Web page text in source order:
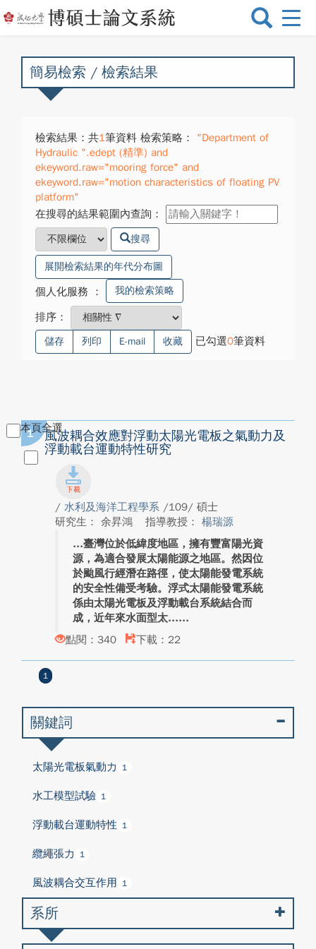
選
換
簡易檢索 / 檢索結果
檢索結果：共1筆資料 檢索策略：
"Department of
Hydraulic ".edept (精準) and
ekeyword.raw="mooring force" and
ekeyword.raw="motion characteristics of floating PV
platform"
在搜尋的結果範圍內查詢：
搜尋
展開檢索結果的年代分布圖
個人化服務 ： 我的檢索策略
排序：
儲存 列印 E-mail 收藏 已勾選0筆資料
本頁全選
1
風波耦合效應對浮動太陽光電板之氣動力及
浮動載台運動特性研究
/ 水利及海洋工程學系 /109/ 碩士
研究生： 余昇鴻
指導教授： 楊瑞源
臺灣位於低緯度地區，擁有豐富陽光資
源，為適合發展太陽能源之地區。然因位
於颱風行經潛在路徑，使太陽能發電系統
的安全性備受考驗。浮式太陽能發電系統
係由太陽光電板及浮動載台系統結合而
成，近年來水面型太...
點閱：340
下載：22
1
關鍵詞
太陽光電板氣動力 1
水工模型試驗 1
浮動載台運動特性 1
纜繩張力 1
風波耦合交互作用 1
系所